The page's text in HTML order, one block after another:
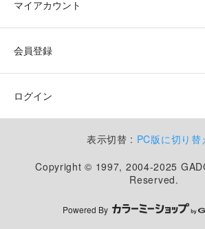
マイアカウント
会員登録
ログイン
表示切替 : PC版に切り替
Copyright © 1997, 2004-2025
Reserved.
Powered By